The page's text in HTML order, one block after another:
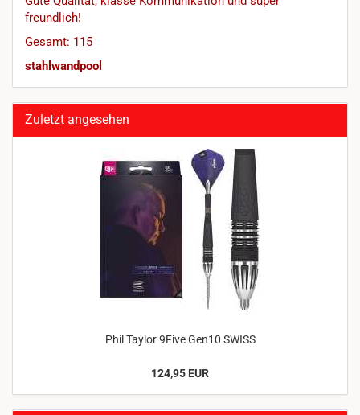
freundlich!
Gesamt: 115
stahlwandpool
Zuletzt angesehen
Phil Taylor 9Five Gen10 SWISS
124,95 EUR